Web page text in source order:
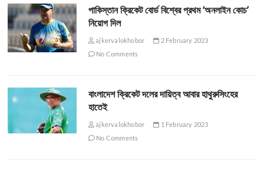
পাকিস্তান ক্রিকেট বোর্ড বিশ্বের প্রথম ‘অনলাইন কোচ’
নিয়োগ দিল
ajkervalokhobor
2 February 2023
No Comments
বাংলাদেশ ক্রিকেট দলের দায়িত্ব আবার হাথুরুসিংহের
হাতেই
ajkervalokhobor
1 February 2023
No Comments